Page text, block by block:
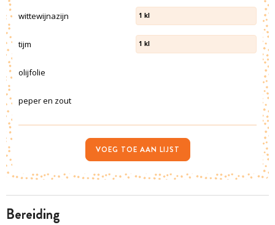
bereiding
wittewijnazijn 1 kl
tijm 1 kl
olijfolie
peper en zout
VOEG TOE AAN LIJST